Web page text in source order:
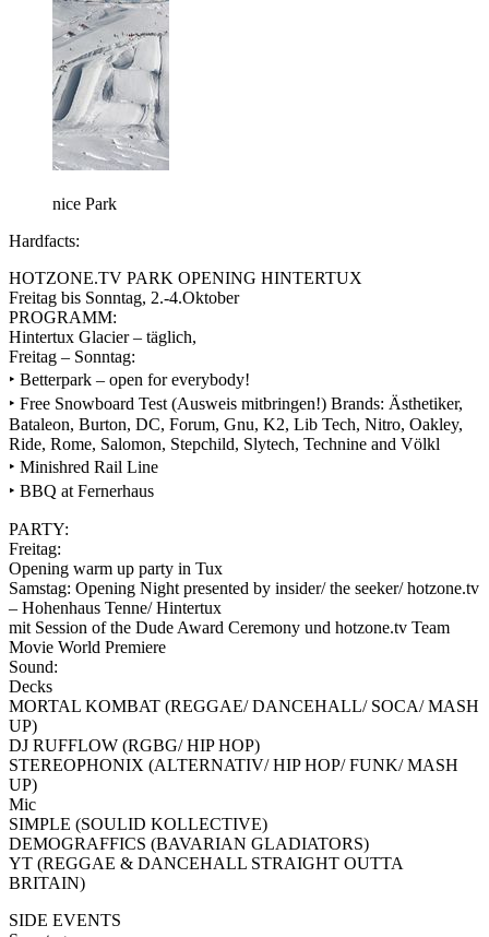
nice Park
Hardfacts:
HOTZONE.TV PARK OPENING HINTERTUX
Freitag bis Sonntag, 2.-4.Oktober
PROGRAMM:
Hintertux Glacier – täglich,
Freitag – Sonntag:
‣ Betterpark – open for everybody!
‣ Free Snowboard Test (Ausweis mitbringen!) Brands: Ästhetiker,
Bataleon, Burton, DC, Forum, Gnu, K2, Lib Tech, Nitro, Oakley,
Ride, Rome, Salomon, Stepchild, Slytech, Technine and Völkl
‣ Minishred Rail Line
‣ BBQ at Fernerhaus
PARTY:
Freitag:
Opening warm up party in Tux
Samstag: Opening Night presented by insider/ the seeker/ hotzone.tv
– Hohenhaus Tenne/ Hintertux
mit Session of the Dude Award Ceremony und hotzone.tv Team
Movie World Premiere
Sound:
Decks
MORTAL KOMBAT (REGGAE/ DANCEHALL/ SOCA/ MASH
UP)
DJ RUFFLOW (RGBG/ HIP HOP)
STEREOPHONIX (ALTERNATIV/ HIP HOP/ FUNK/ MASH
UP)
Mic
SIMPLE (SOULID KOLLECTIVE)
DEMOGRAFFICS (BAVARIAN GLADIATORS)
YT (REGGAE & DANCEHALL STRAIGHT OUTTA
BRITAIN)
SIDE EVENTS